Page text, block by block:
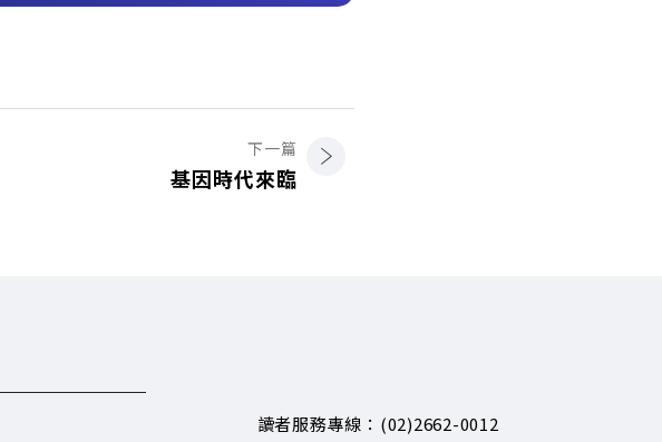
下一篇
基因時代來臨
讀者服務專線：(02)2662-0012